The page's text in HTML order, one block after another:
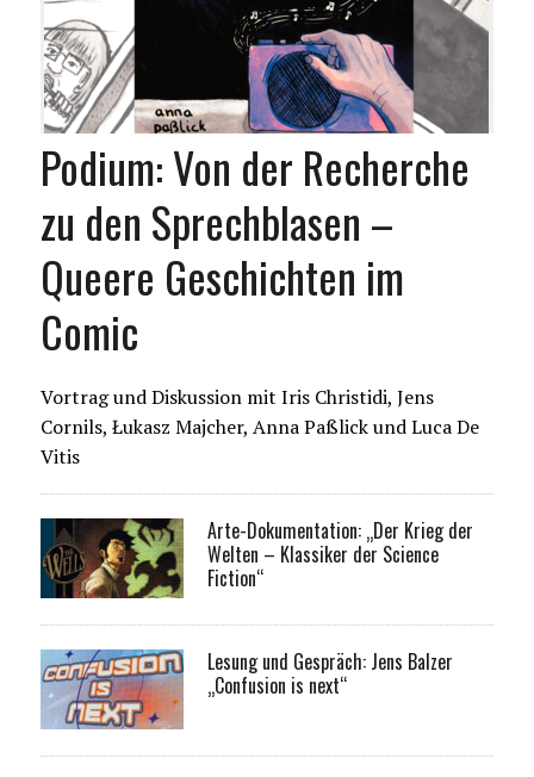
Podium: Von der Recherche
zu den Sprechblasen –
Queere Geschichten im
Comic
Vortrag und Diskussion mit Iris Christidi, Jens
Cornils, Łukasz Majcher, Anna Paßlick und Luca De
Vitis
Arte-Dokumentation: „Der Krieg der
Welten – Klassiker der Science
Fiction“
Lesung und Gespräch: Jens Balzer
„Confusion is next“